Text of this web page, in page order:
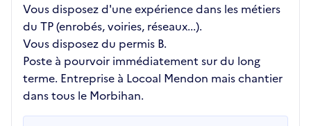
Vous disposez d'une expérience dans les métiers
du TP (enrobés, voiries, réseaux...).
Vous disposez du permis B.
Poste à pourvoir immédiatement sur du long
terme. Entreprise à Locoal Mendon mais chantier
dans tous le Morbihan.